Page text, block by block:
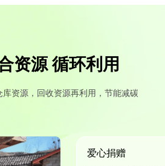
资源 循环利用
库资源，回收资源再利用，节能减碳
爱心捐赠